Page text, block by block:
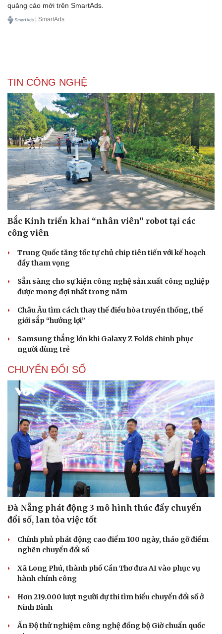
Du lịch
Tư vấn
Săn Tour
check-in
Podcast
Câu chuyện thời
Đọc truyện đêm
Cửa sổ tình yêu
quảng cáo mới trên SmartAds.
| SmartAds
TIN CÔNG NGHỆ
Bắc Kinh triển khai “nhân viên” robot tại các
công viên
Trung Quốc tăng tốc tự chủ chip tiên tiến với kế hoạch
đầy tham vọng
Sẵn sàng cho sự kiện công nghệ sản xuất công nghiệp
được mong đợi nhất trong năm
Châu Âu tìm cách thay thế điều hòa truyền thống, thế
giới sắp “hưởng lợi”
Samsung thắng lớn khi Galaxy Z Fold8 chinh phục
người dùng trẻ
CHUYỂN ĐỔI SỐ
Đà Nẵng phát động 3 mô hình thúc đẩy chuyển
đổi số, lan tỏa việc tốt
Chính phủ phát động cao điểm 100 ngày, tháo gỡ điểm
nghẽn chuyển đổi số
Xã Long Phú, thành phố Cần Thơ đưa AI vào phục vụ
hành chính công
Hơn 219.000 lượt người dự thi tìm hiểu chuyển đổi số ở
Ninh Bình
Ấn Độ thử nghiệm công nghệ đồng bộ Giờ chuẩn quốc